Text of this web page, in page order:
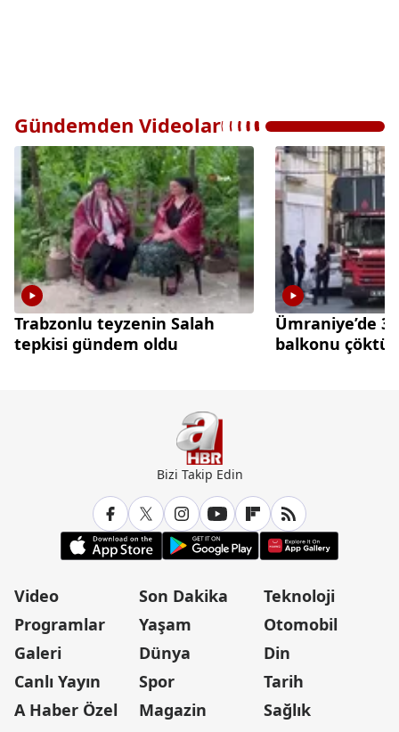
Gündemden Videolar
Trabzonlu teyzenin Salah
tepkisi gündem oldu
Ümraniye’de 3
balkonu çöktü
Bizi Takip Edin
Video
Programlar
Galeri
Canlı Yayın
A Haber Özel
Son Dakika
Yaşam
Dünya
Spor
Magazin
Teknoloji
Otomobil
Din
Tarih
Sağlık